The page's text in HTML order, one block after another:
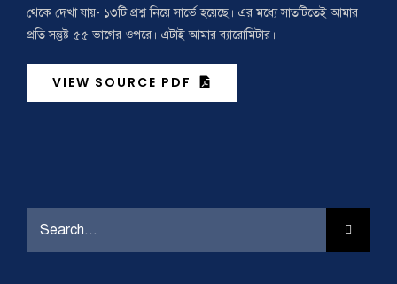
থেকে দেখা যায়- ১৩টি প্রশ্ন নিয়ে সার্ভে হয়েছে। এর মধ্যে সাতটিতেই আমার
প্রতি সন্তুষ্ট ৫৫ ভাগের ওপরে। এটাই আমার ব্যারোমিটার।
VIEW SOURCE PDF